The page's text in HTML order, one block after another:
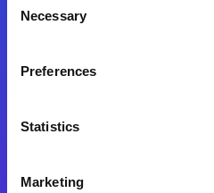
Selection
Necessary
Preferences
Statistics
Marketing